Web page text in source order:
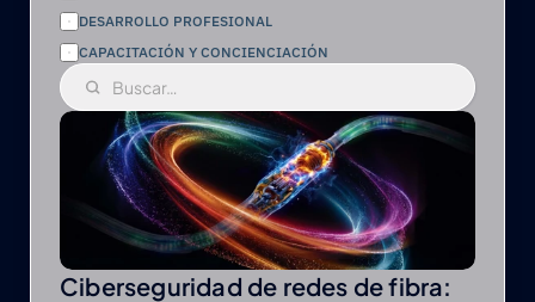
DESARROLLO PROFESIONAL
CAPACITACIÓN Y CONCIENCIACIÓN
Ciberseguridad de redes de fibra: